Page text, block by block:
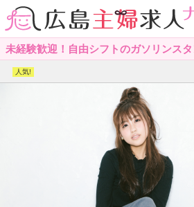
未経験歓迎！自由シフトのガソリンス